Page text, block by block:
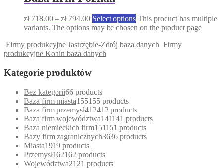
zł718.00 – zł794.00 Select options This product has multiple
variants. The options may be chosen on the product page
Firmy produkcyjne Jastrzębie-Zdrój baza danych Firmy
produkcyjne Konin baza danych
Kategorie produktów
Bez kategorii66 products
Baza firm miasta155155 products
Baza firm przemysł412412 products
Baza firm województwa141141 products
Baza niemieckich firm151151 products
Bazy firm zagranicznych3636 products
Miasta1919 products
Przemysł162162 products
Województwa21 21 products